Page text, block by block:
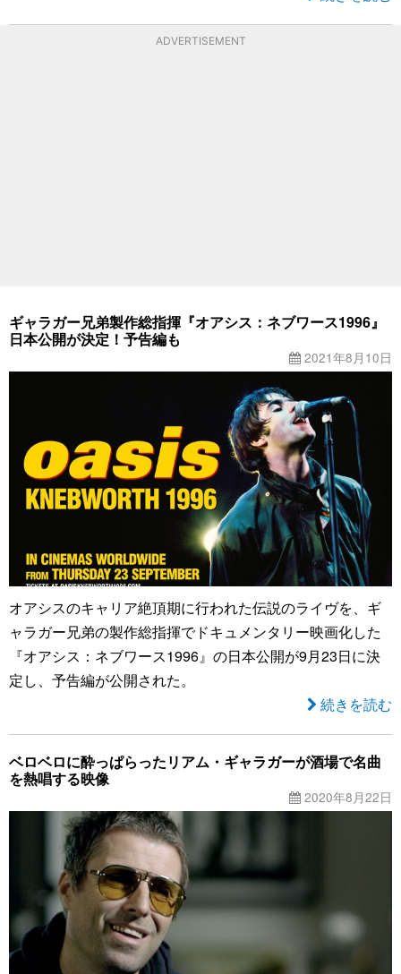
ADVERTISEMENT
ギャラガー兄弟製作総指揮『オアシス：ネブワース1996』
日本公開が決定！予告編も
2021年8月10日
オアシスのキャリア絶頂期に行われた伝説のライヴを、ギ
ャラガー兄弟の製作総指揮でドキュメンタリー映画化した
『オアシス：ネブワース1996』の日本公開が9月23日に決
定し、予告編が公開された。
続きを読む
ベロベロに酔っぱらったリアム・ギャラガーが酒場で名曲
を熱唱する映像
2020年8月22日